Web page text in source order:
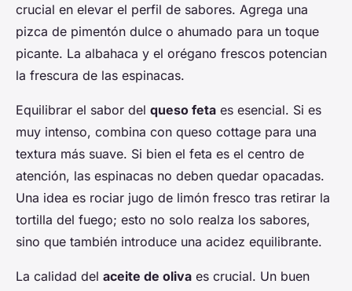
crucial en elevar el perfil de sabores. Agrega una
pizca de pimentón dulce o ahumado para un toque
picante. La albahaca y el orégano frescos potencian
la frescura de las espinacas.
Equilibrar el sabor del queso feta es esencial. Si es
muy intenso, combina con queso cottage para una
textura más suave. Si bien el feta es el centro de
atención, las espinacas no deben quedar opacadas.
Una idea es rociar jugo de limón fresco tras retirar la
tortilla del fuego; esto no solo realza los sabores,
sino que también introduce una acidez equilibrante.
La calidad del aceite de oliva es crucial. Un buen